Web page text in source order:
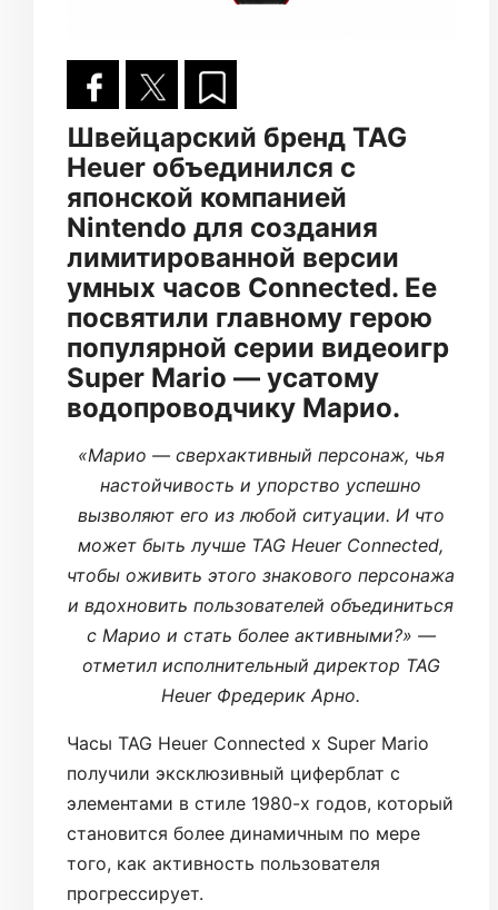
Швейцарский бренд TAG
Heuer объединился с
японской компанией
Nintendo для создания
лимитированной версии
умных часов Connected. Ее
посвятили главному герою
популярной серии видеоигр
Super Mario — усатому
водопроводчику Марио.
«Марио — сверхактивный персонаж, чья
настойчивость и упорство успешно
вызволяют его из любой ситуации. И что
может быть лучше TAG Heuer Connected,
чтобы оживить этого знакового персонажа
и вдохновить пользователей объединиться
с Марио и стать более активными?» —
отметил исполнительный директор TAG
Heuer Фредерик Арно.
Часы TAG Heuer Connected x Super Mario
получили эксклюзивный циферблат c
элементами в стиле 1980-х годов, который
становится более динамичным по мере
того, как активность пользователя
прогрессирует.